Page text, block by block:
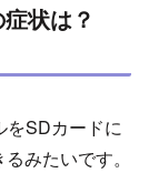
状は？
をSDカードに
みたいです。